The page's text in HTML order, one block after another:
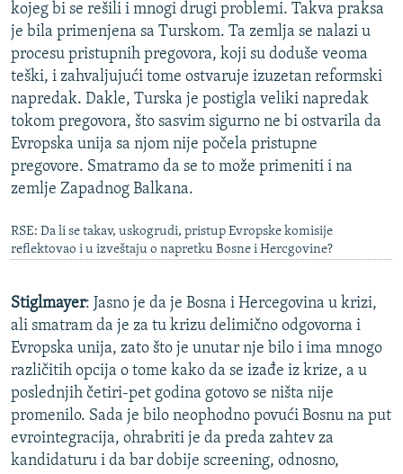
kojeg bi se rešili i mnogi drugi problemi. Takva praksa
je bila primenjena sa Turskom. Ta zemlja se nalazi u
procesu pristupnih pregovora, koji su doduše veoma
teški, i zahvaljujući tome ostvaruje izuzetan reformski
napredak. Dakle, Turska je postigla veliki napredak
tokom pregovora, što sasvim sigurno ne bi ostvarila da
Evropska unija sa njom nije počela pristupne
pregovore. Smatramo da se to može primeniti i na
zemlje Zapadnog Balkana.
RSE: Da li se takav, uskogrudi, pristup Evropske komisije
reflektovao i u izveštaju o napretku Bosne i Hercgovine?
Stiglmayer: Jasno je da je Bosna i Hercegovina u krizi,
ali smatram da je za tu krizu delimično odgovorna i
Evropska unija, zato što je unutar nje bilo i ima mnogo
različitih opcija o tome kako da se izađe iz krize, a u
poslednjih četiri-pet godina gotovo se ništa nije
promenilo. Sada je bilo neophodno povući Bosnu na put
evrointegracija, ohrabriti je da preda zahtev za
kandidaturu i da bar dobije screening, odnosno,